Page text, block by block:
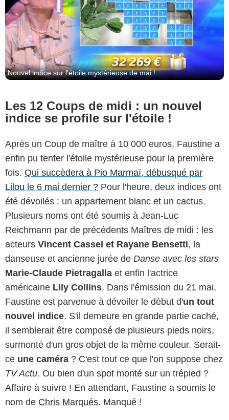
Nouvel indice sur l'étoile mystérieuse de mai !
Les 12 Coups de midi : un nouvel
indice se profile sur l'étoile !
Après un Coup de maître à 10 000 euros, Faustine a
enfin pu tenter l'étoile mystérieuse pour la première
fois. Qui succèdera à Pio Marmaï, débusqué par
Lilou le 6 mai dernier ? Pour l'heure, deux indices ont
été dévoilés : un appartement blanc et un cactus.
Plusieurs noms ont été soumis à Jean-Luc
Reichmann par de précédents Maîtres de midi : les
acteurs Vincent Cassel et Rayane Bensetti, la
danseuse et ancienne jurée de Danse avec les stars
Marie-Claude Pietragalla et enfin l'actrice
américaine Lily Collins. Dans l'émission du 21 mai,
Faustine est parvenue à dévoiler le début d'un tout
nouvel indice. S'il demeure en grande partie caché,
il semblerait être composé de plusieurs pieds noirs,
surmonté d'un gros objet de la même couleur. Serait-
ce une caméra ? C'est tout ce que l'on suppose chez
TV Actu. Ou bien d'un spot monté sur un trépied ?
Affaire à suivre ! En attendant, Faustine a soumis le
nom de Chris Marqués. Manqué !